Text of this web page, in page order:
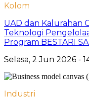
Kolom
UAD dan Kalurahan
Teknologi
Program BESTARI
Selasa, 2 Jun 2026 -
Industri